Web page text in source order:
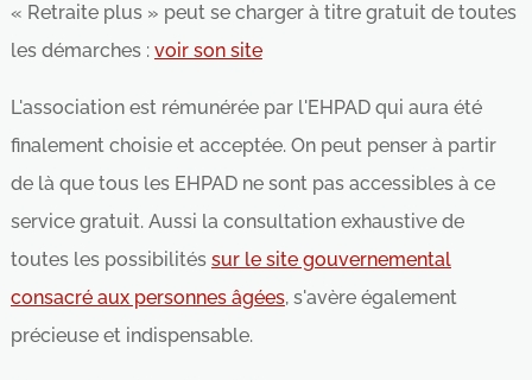
« Retraite plus » peut se charger à titre gratuit de toutes
les démarches : voir son site
L'association est rémunérée par l'EHPAD qui aura été
finalement choisie et acceptée. On peut penser à partir
de là que tous les EHPAD ne sont pas accessibles à ce
service gratuit. Aussi la consultation exhaustive de
toutes les possibilités sur le site gouvernemental
consacré aux personnes âgées, s'avère également
précieuse et indispensable.